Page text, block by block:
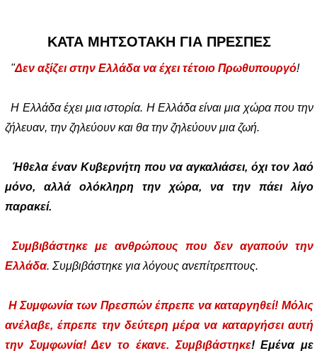
ΚΑΤΑ ΜΗΤΣΟΤΑΚΗ ΓΙΑ ΠΡΕΣΠΕΣ
"Δεν αξίζει στην Ελλάδα να έχει τέτοιο Πρωθυπουργό!
Η Ελλάδα έχει μια ιστορία. Η Ελλάδα είναι μια χώρα που την
ζήλευαν, την ζηλεύουν και θα την ζηλεύουν μια ζωή.
Ήθελα έναν Κυβερνήτη που να αγκαλιάσει, όχι τον λαό
μόνο, αλλά ολόκληρη την χώρα, να την πάει λίγο
παρακεί.
Συμβιβάστηκε με ανθρώπους που δεν αγαπούν την
Ελλάδα. Συμβιβάστηκε για λόγους ανεπίτρεπτους.
Η Συμφωνία των Πρεσπών έπρεπε να καταργηθεί! Μόλις
ανέλαβε, έπρεπε την δεύτερη μέρα να καταργήσει αυτή
την Συμφωνία! Δεν το έκανε. Συμβιβάστηκε! Εμένα με